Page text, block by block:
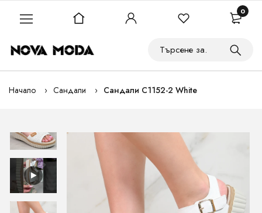
Начало Сандали Сандали C1152-2 White
0